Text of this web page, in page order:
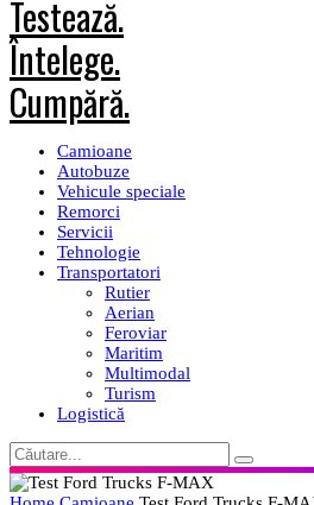
Camioane
Autobuze
Vehicule speciale
Remorci
Servicii
Tehnologie
Transportatori
Rutier
Aerian
Feroviar
Maritim
Multimodal
Turism
Logistică